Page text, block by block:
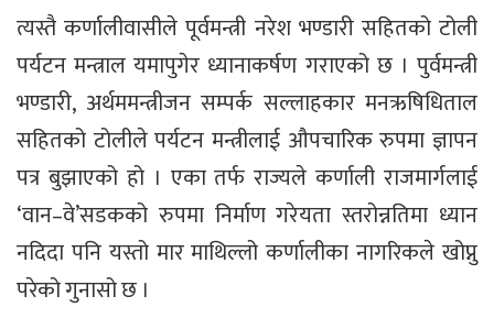
त्यस्तै कर्णालीवासीले पूर्वमन्त्री नरेश भण्डारी सहितको टोली
पर्यटन मन्त्राल यमापुगेर ध्यानाकर्षण गराएको छ । पुर्वमन्त्री
भण्डारी, अर्थममन्त्रीजन सम्पर्क सल्लाहकार मनऋषिधिताल
सहितको टोलीले पर्यटन मन्त्रीलाई औपचारिक रुपमा ज्ञापन
पत्र बुझाएको हो । एका तर्फ राज्यले कर्णाली राजमार्गलाई
‘वान–वे’सडकको रुपमा निर्माण गरेयता स्तरोन्नतिमा ध्यान
नदिदा पनि यस्तो मार माथिल्लो कर्णालीका नागरिकले खोप्नु
परेको गुनासो छ ।